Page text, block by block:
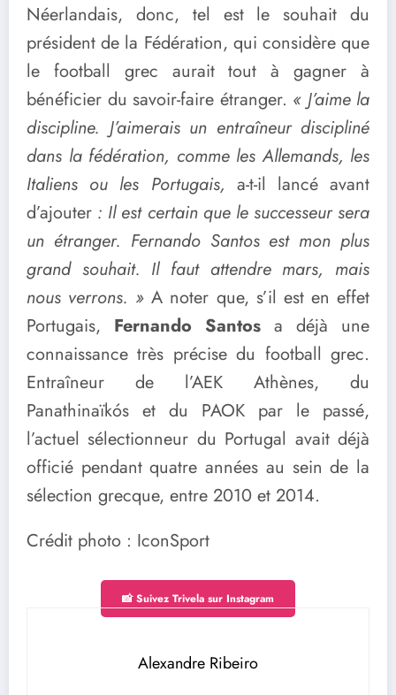
Néerlandais, donc, tel est le souhait du
président de la Fédération, qui considère que
le football grec aurait tout à gagner à
bénéficier du savoir-faire étranger. « J’aime la
discipline. J’aimerais un entraîneur discipliné
dans la fédération, comme les Allemands, les
Italiens ou les Portugais, a-t-il lancé avant
d’ajouter : Il est certain que le successeur sera
un étranger. Fernando Santos est mon plus
grand souhait. Il faut attendre mars, mais
nous verrons. »A noter que, s’il est en effet
Portugais, Fernando Santos a déjà une
connaissance très précise du football grec.
Entraîneur de l’AEK Athènes, du
Panathinaïkós et du PAOK par le passé,
l’actuel sélectionneur du Portugal avait déjà
officié pendant quatre années au sein de la
sélection grecque, entre 2010 et 2014.
Crédit photo : IconSport
📸 Suivez Trivela sur Instagram
Alexandre Ribeiro